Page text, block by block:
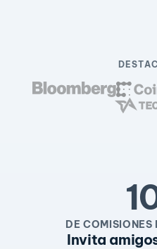
DE COMISIONES
Invita